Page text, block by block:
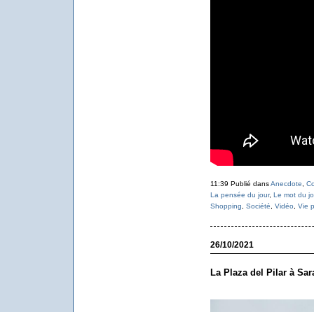
11:39 Publié dansAnecdote
La pensée du jour, Le mot du
Shopping
Société Vidéo Vie
26/10/2021
La Plaza del Pilar à